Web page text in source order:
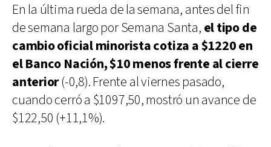
En la última rueda de la semana, antes del fin
de semana largo por Semana Santa, el tipo de
cambio oficial minorista cotiza a $1220 en
el Banco Nación, $10 menos frente al cierre
anterior(-0,8). Frente al viernes pasado,
cuando cerró a $1097,50, mostró un avance de
$122,50 (+11,1%).